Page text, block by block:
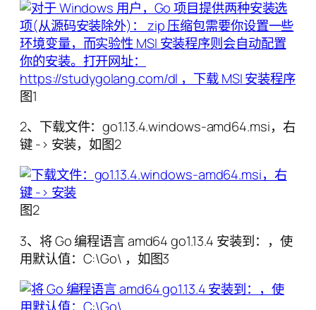
图1
2、下载文件：go1.13.4.windows-amd64.msi，右
键 -> 安装，如图2
图2
3、将 Go 编程语言 amd64 go1.13.4 安装到：，使
用默认值：C:\Go\ ，如图3